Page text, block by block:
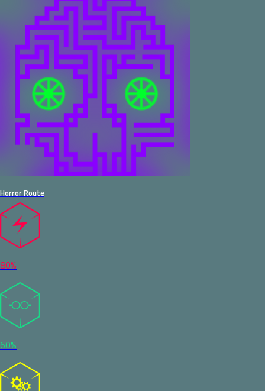
Horror Route
80%
60%